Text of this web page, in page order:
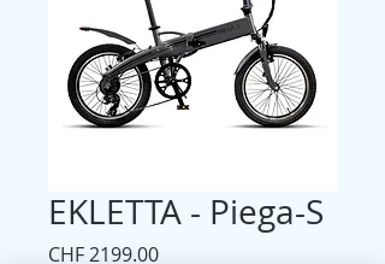
EKLETTA - Piega-S
CHF 2199.00Prezzo